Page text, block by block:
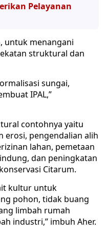
Pelayanan
untuk menangani
struktural dan
sungai,
IPAL,”
contohnya yaitu
erosi, pengendalian alih
lahan, pemetaan
dan peningkatan
Citarum.
kultur untuk
pohon, tidak buang
limbah rumah
industri,” imbuh Aher.